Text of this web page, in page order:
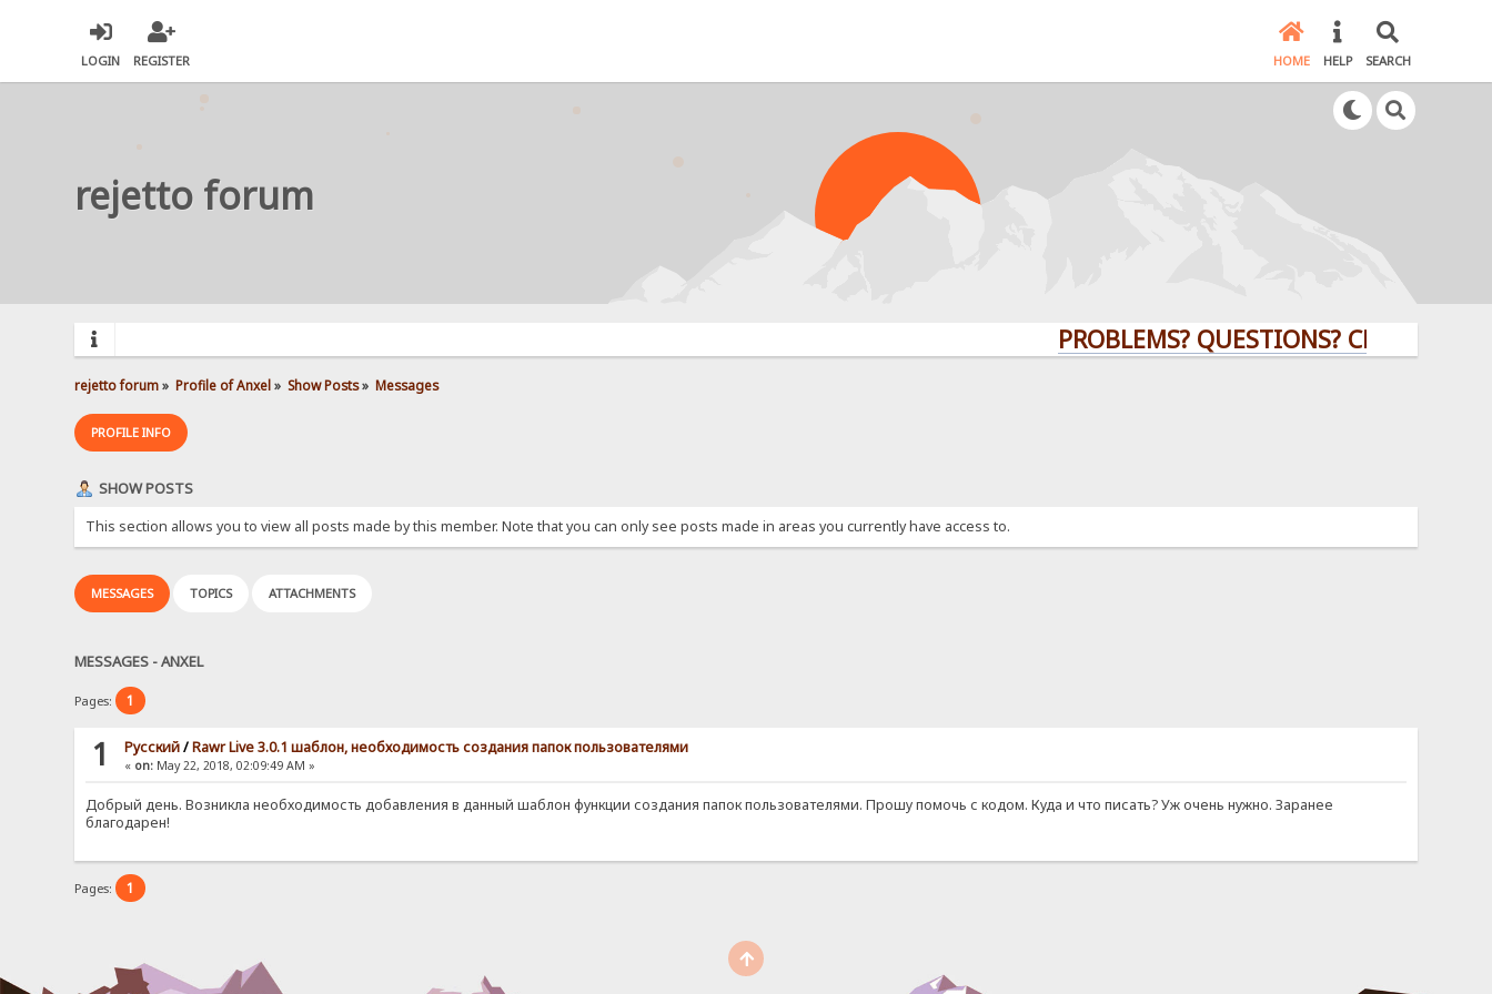
LOGIN REGISTER HOME HELP SEARCH
rejetto forum
PROBLEMS? QUESTIONS? CLICK HERE!
rejetto forum» Profile of Anxel» Show Posts» Messages
PROFILE INFO
SHOW POSTS
This section allows you to view all posts made by this member. Note that you can only see posts made in areas you currently have access to.
MESSAGES TOPICS ATTACHMENTS
MESSAGES - ANXEL
Pages: 1
1 Pусский/Rawr Live 3.0.1 шаблон, необходимость создания папок пользователями
« on: May 22, 2018, 02:09:49 AM »
Добрый день. Возникла необходимость добавления в данный шаблон функции создания папок пользователями. Прошу помочь с кодом. Куда и что писать? Уж очень нужно. Заранее
благодарен!
Pages: 1